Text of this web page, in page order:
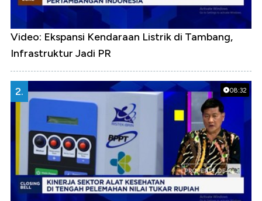
Video: Ekspansi Kendaraan Listrik di Tambang,
Infrastruktur Jadi PR
08:32
2.